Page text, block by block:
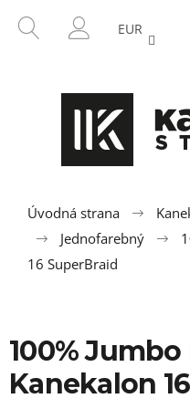
HĽADAŤ
PRIHLÁSENIE
EUR
Úvodná strana
Jednofarebný
16 SuperBraid
100%
Kanekalon
SPÄŤ
SPÄŤ
b
e
t
e